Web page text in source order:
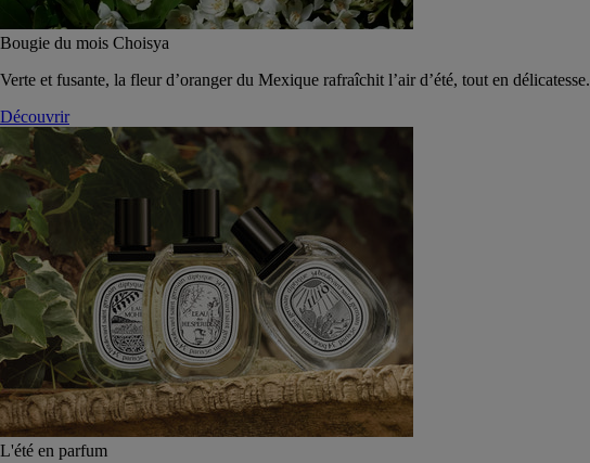
Bougie du mois Choisya
Verte et fusante, la fleur d’oranger du Mexique rafraîchit l’air d’été, tout en délicatesse.
Découvrir
L'été en parfum